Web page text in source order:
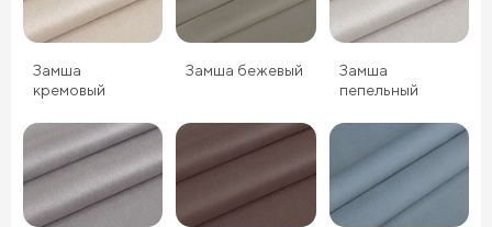
Замша
кремовый
Замша бежевый
Замша
пепельный